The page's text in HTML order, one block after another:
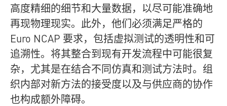
高度精细的细节和大量数据，以尽可能准确地
再现物理现实。此外，他们必须满足严格的
Euro NCAP 要求，包括虚拟测试的透明性和可
追溯性。将其整合到现有开发流程中可能很复
杂，尤其是在结合不同仿真和测试方法时。组
织内部对新方法的接受度以及与供应商的协作
也构成额外障碍。